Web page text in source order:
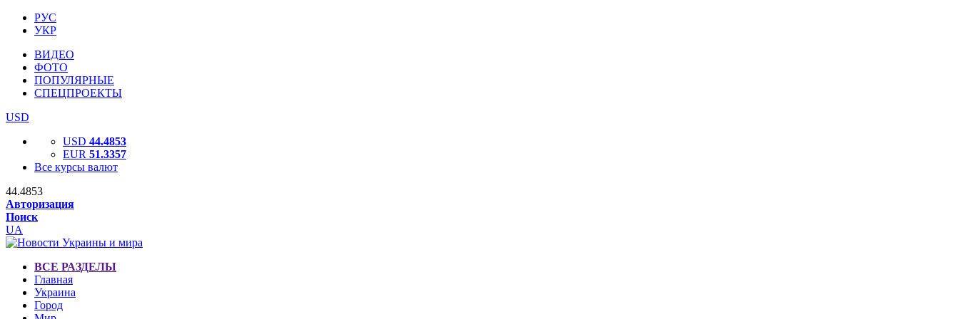
РУС
УКР
ВИДЕО
ФОТО
ПОПУЛЯРНЫЕ
СПЕЦПРОЕКТЫ
USD
USD 44.4853
EUR 51.3357
Все курсы валют
44.4853
Авторизация
Поиск
UA
ВСЕ РАЗДЕЛЫ
Главная
Украина
Город